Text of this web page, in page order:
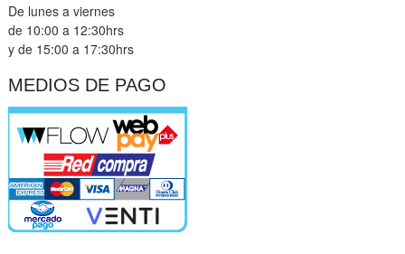
De lunes a viernes
de 10:00 a 12:30hrs
y de 15:00 a 17:30hrs
MEDIOS DE PAGO